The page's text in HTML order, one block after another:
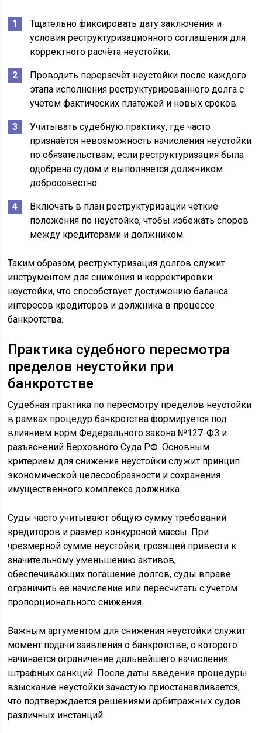
Тщательно фиксировать дату заключения и
условия реструктуризационного соглашения для
корректного расчёта неустойки.
Проводить перерасчёт неустойки после каждого
этапа исполнения реструктурированного долга с
учётом фактических платежей и новых сроков.
Учитывать судебную практику, где часто
признаётся невозможность начисления неустойки
по обязательствам, если реструктуризация была
одобрена судом и выполняется должником
добросовестно.
Включать в план реструктуризации чёткие
положения по неустойке, чтобы избежать споров
между кредиторами и должником.
Таким образом, реструктуризация долгов служит
инструментом для снижения и корректировки
неустойки, что способствует достижению баланса
интересов кредиторов и должника в процессе
банкротства.
Практика судебного пересмотра
пределов неустойки при
банкротстве
Судебная практика по пересмотру пределов неустойки
в рамках процедур банкротства формируется под
влиянием норм Федерального закона №127-ФЗ и
разъяснений Верховного Суда РФ. Основным
критерием для снижения неустойки служит принцип
экономической целесообразности и сохранения
имущественного комплекса должника.
Суды часто учитывают общую сумму требований
кредиторов и размер конкурсной массы. При
чрезмерной сумме неустойки, грозящей привести к
значительному уменьшению активов,
обеспечивающих погашение долгов, суды вправе
ограничить ее начисление или пересчитать с учетом
пропорционального снижения.
Важным аргументом для снижения неустойки служит
момент подачи заявления о банкротстве, с которого
начинается ограничение дальнейшего начисления
штрафных санкций. После даты введения процедуры
взыскание неустойки зачастую приостанавливается,
что подтверждается решениями арбитражных судов
различных инстанций.